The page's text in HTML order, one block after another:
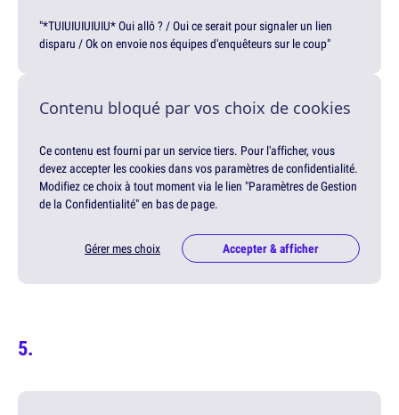
"*TUIUIUIUIUIU* Oui allô ? / Oui ce serait pour signaler un lien
disparu / Ok on envoie nos équipes d'enquêteurs sur le coup"
Contenu bloqué par vos choix de cookies
Ce contenu est fourni par un service tiers. Pour l'afficher, vous
devez accepter les cookies dans vos paramètres de confidentialité.
Modifiez ce choix à tout moment via le lien "Paramètres de Gestion
de la Confidentialité" en bas de page.
Gérer mes choix Accepter & afficher